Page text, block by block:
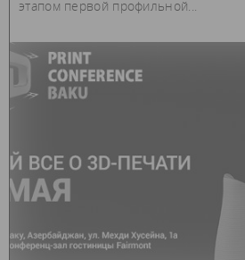
этапом первой профильной...